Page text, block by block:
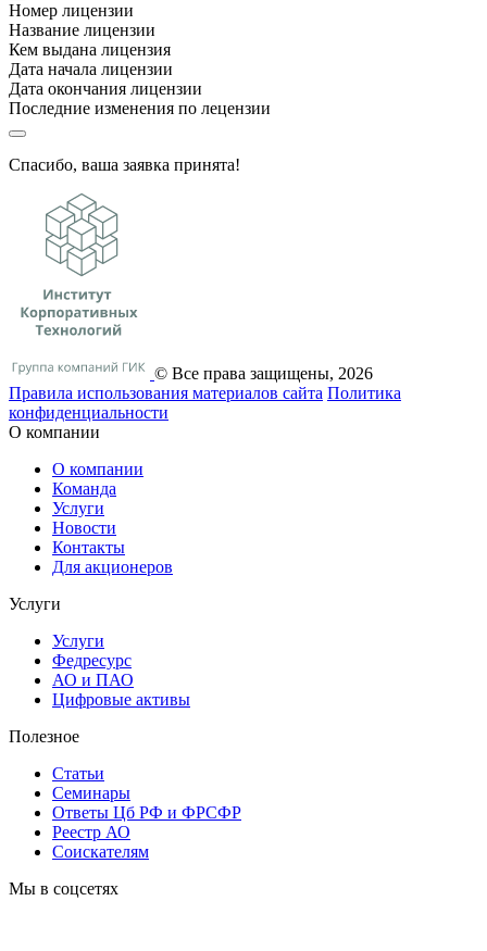
Номер лицензии
Название лицензии
Кем выдана лицензия
Дата начала лицензии
Дата окончания лицензии
Последние изменения по лецензии
Спасибо, ваша заявка принята!
© Все права защищены, 2026
Правила использования материалов сайта Политика
конфиденциальности
О компании
О компании
Команда
Услуги
Новости
Контакты
Для акционеров
Услуги
Услуги
Федресурс
АО и ПАО
Цифровые активы
Полезное
Статьи
Cеминары
Ответы Цб РФ и ФРСФР
Реестр АО
Соискателям
Мы в соцсетях